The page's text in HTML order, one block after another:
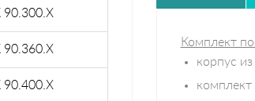
90.300.X
90.360.X
90.400.X
Комплект
корпус